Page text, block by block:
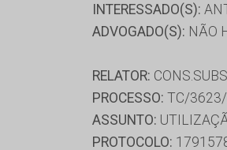
INTERESSADO(S):
ADVOGADO(S): NÃO
RELATOR:
PROCESSO: TC/
ASSUNTO:
PROTOCOLO: